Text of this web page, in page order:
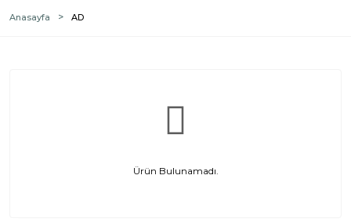
Anasayfa AD
Ürün Bulunamadı.